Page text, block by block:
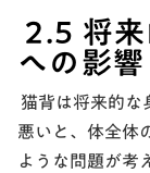
2.5 将
への影
猫背は将来的
悪いと、体全体
ような問題が考